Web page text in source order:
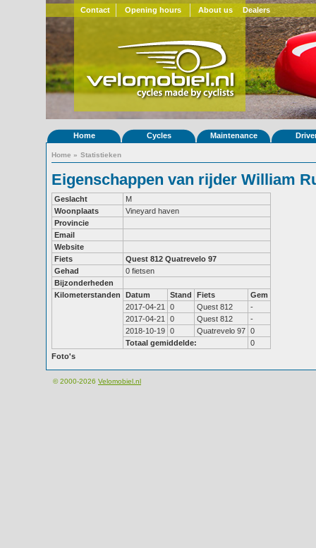
Contact Opening hours About us Dealers
Home Cycles Maintenance
Home » Statistieken
Eigenschappen van rijder William
Geslacht
M
Woonplaats
Vineyard haven
Provincie
Email
Website
Fiets
Quest 812 Quatrevelo 97
Gehad
0 fietsen
Bijzonderheden
Kilometerstanden
Datum Stand Fiets
Gem
2017-04-21
0 Quest 812
-
2017-04-21
0 Quest 812
-
2018-10-19 0 Quatrevelo 97 0
Totaal gemiddelde:
0
Foto's
© 2000-2026 Velomobiel.nl